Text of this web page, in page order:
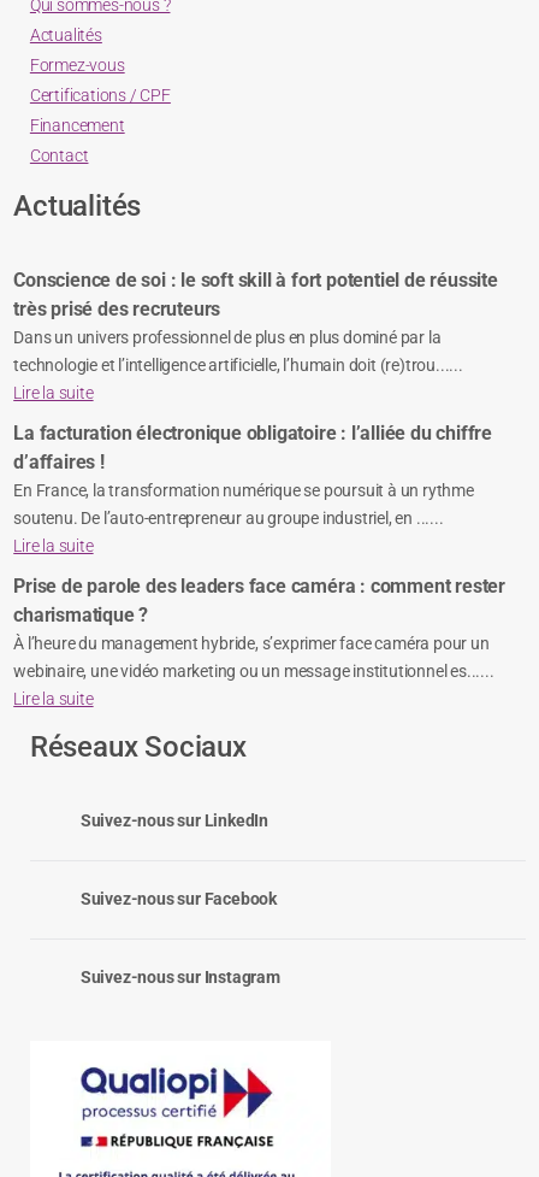
Qui sommes-nous ?
Actualités
Formez-vous
Certifications / CPF
Financement
Contact
Actualités
Conscience de soi : le soft skill à fort potentiel de réussite
très prisé des recruteurs
Dans un univers professionnel de plus en plus dominé par la
technologie et l’intelligence artificielle, l’humain doit (re)trou......
Lire la suite
La facturation électronique obligatoire : l’alliée du chiffre
d’affaires !
En France, la transformation numérique se poursuit à un rythme
soutenu. De l’auto-entrepreneur au groupe industriel, en ......
Lire la suite
Prise de parole des leaders face caméra : comment rester
charismatique ?
À l’heure du management hybride, s’exprimer face caméra pour un
webinaire, une vidéo marketing ou un message institutionnel es......
Lire la suite
Réseaux Sociaux
Suivez-nous sur LinkedIn
Suivez-nous sur Facebook
Suivez-nous sur Instagram